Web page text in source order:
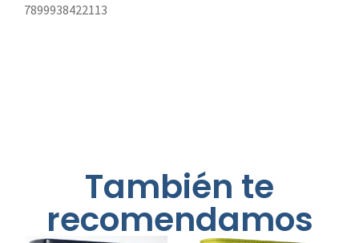
7899938422113
También te
recomendamos